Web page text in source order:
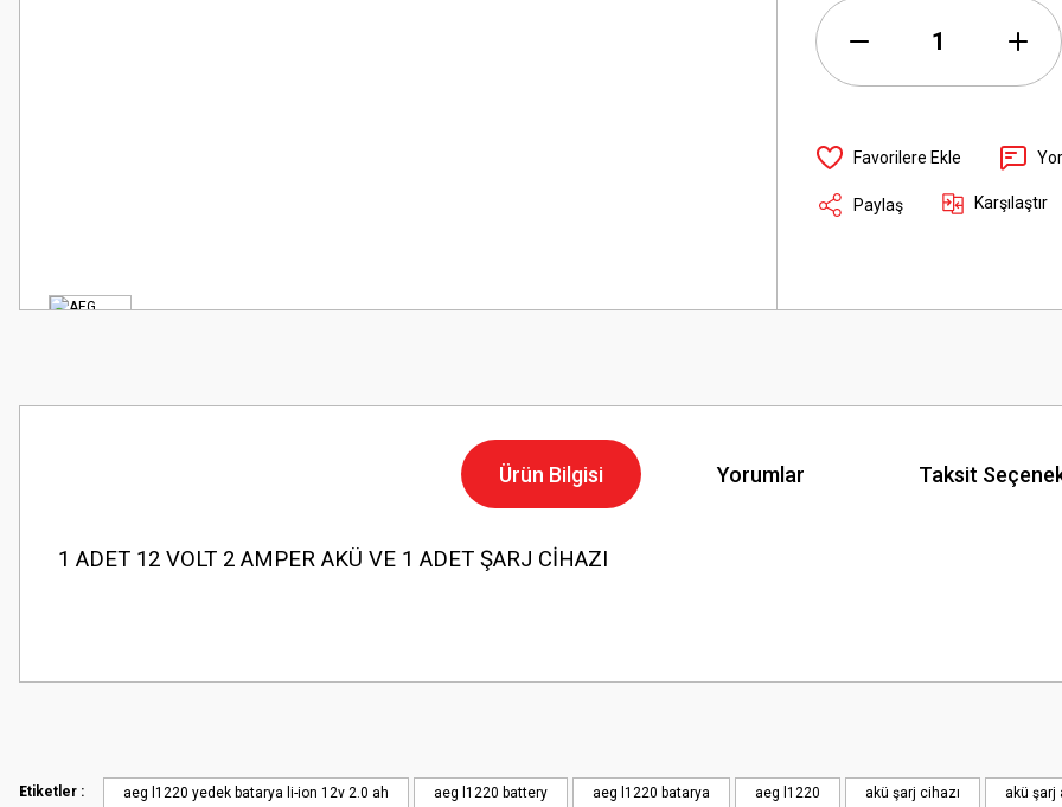
Paylaş Karşılaştır
Ürün Bilgisi Yorumlar Taksit
1 ADET 12 VOLT 2 AMPER AKÜ VE 1 ADET ŞARJ CİHAZI
Etiketler : aeg l1220 yedek batarya li-ion 12v 2.0 ah aeg l1220 battery aeg l1220 batarya aeg l1220 akü şarj cihazı akü şarj